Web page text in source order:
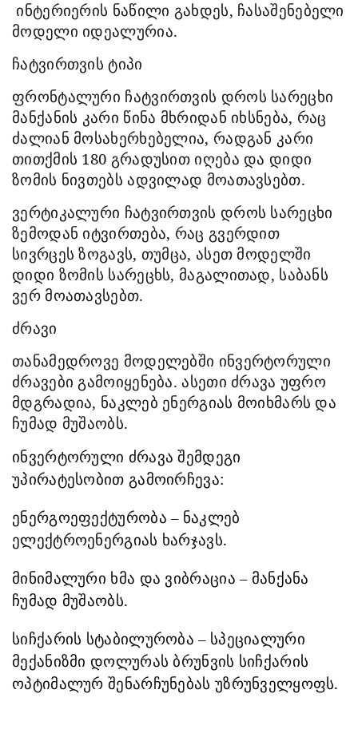
ინტერიერის ნაწილი გახდეს, ჩასაშენებელი
მოდელი იდეალურია.
ჩატვირთვის ტიპი
ფრონტალური ჩატვირთვის დროს სარეცხი
მანქანის კარი წინა მხრიდან იხსნება, რაც
ძალიან მოსახერხებელია, რადგან კარი
თითქმის 180 გრადუსით იღება და დიდი
ზომის ნივთებს ადვილად მოათავსებთ.
ვერტიკალური ჩატვირთვის დროს სარეცხი
ზემოდან იტვირთება, რაც გვერდით
სივრცეს ზოგავს, თუმცა, ასეთ მოდელში
დიდი ზომის სარეცხს, მაგალითად, საბანს
ვერ მოათავსებთ.
ძრავი
თანამედროვე მოდელებში ინვერტორული
ძრავები გამოიყენება. ასეთი ძრავა უფრო
მდგრადია, ნაკლებ ენერგიას მოიხმარს და
ჩუმად მუშაობს.
ინვერტორული ძრავა შემდეგი
უპირატესობით გამოირჩევა:
ენერგოეფექტურობა – ნაკლებ
ელექტროენერგიას ხარჯავს.
მინიმალური ხმა და ვიბრაცია – მანქანა
ჩუმად მუშაობს.
სიჩქარის სტაბილურობა – სპეციალური
მექანიზმი დოლურას ბრუნვის სიჩქარის
ოპტიმალურ შენარჩუნებას უზრუნველყოფს.